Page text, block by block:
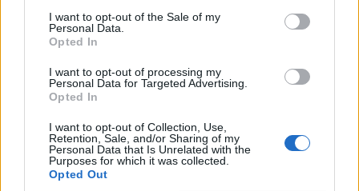
I want to opt-out of the Sale of my
Personal Data.
Opted In
I want to opt-out of processing my
Personal Data for Targeted Advertising.
Opted In
I want to opt-out of Collection, Use,
Retention, Sale, and/or Sharing of my
Personal Data that Is Unrelated with the
Purposes for which it was collected.
Opted Out
Πρεμιέρα στο Ευρωπαϊκό κολύμβησης με «βροχή» από
ρεκόρ και εξαιρετικές ελληνικές παρουσίες
ΗΠΑ: Ο Ιούλιος ήταν ο θερμότερος μήνας που έχει ποτέ
Επικίνδυνο φρεάτιο στην πλατεία Κύπρου - Ανατράπηκε
καρότσι